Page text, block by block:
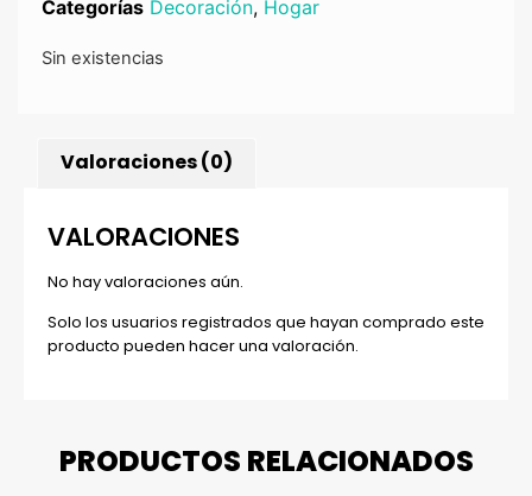
Categorías Decoración, Hogar
Sin existencias
Valoraciones (0)
VALORACIONES
No hay valoraciones aún.
Solo los usuarios registrados que hayan comprado este
producto pueden hacer una valoración.
PRODUCTOS RELACIONADOS